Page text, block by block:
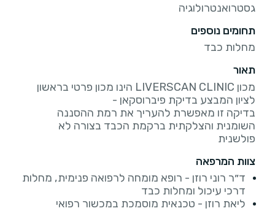
גסטרואנטרולוגיה
תחומים נוספים
מחלות כבד
תאור
מכון LIVERSCAN CLINIC הינו מכון פרטי בראשון
בדיקה זו מאפשרת להעריך את רמת ההסננה
השומנית והצלקתית ברקמת הכבד בצורה לא
פולשנית
צוות המרפאה
ד״ר רוני רוזן - רופא מומחה לרפואה פנימית, מחלות
דרכי עיכול ומחלות כבד
ליאת רוזן - טכנאית מוסמכת במכשור רפואי